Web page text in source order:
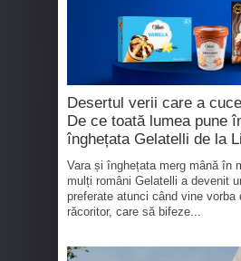
Desertul verii care a
De ce toată lumea pune
înghețata Gelatelli de la
Vara și înghețata merg mână în
mulți români Gelatelli a devenit
preferate atunci când vine vorba
răcoritor, care să bifeze...